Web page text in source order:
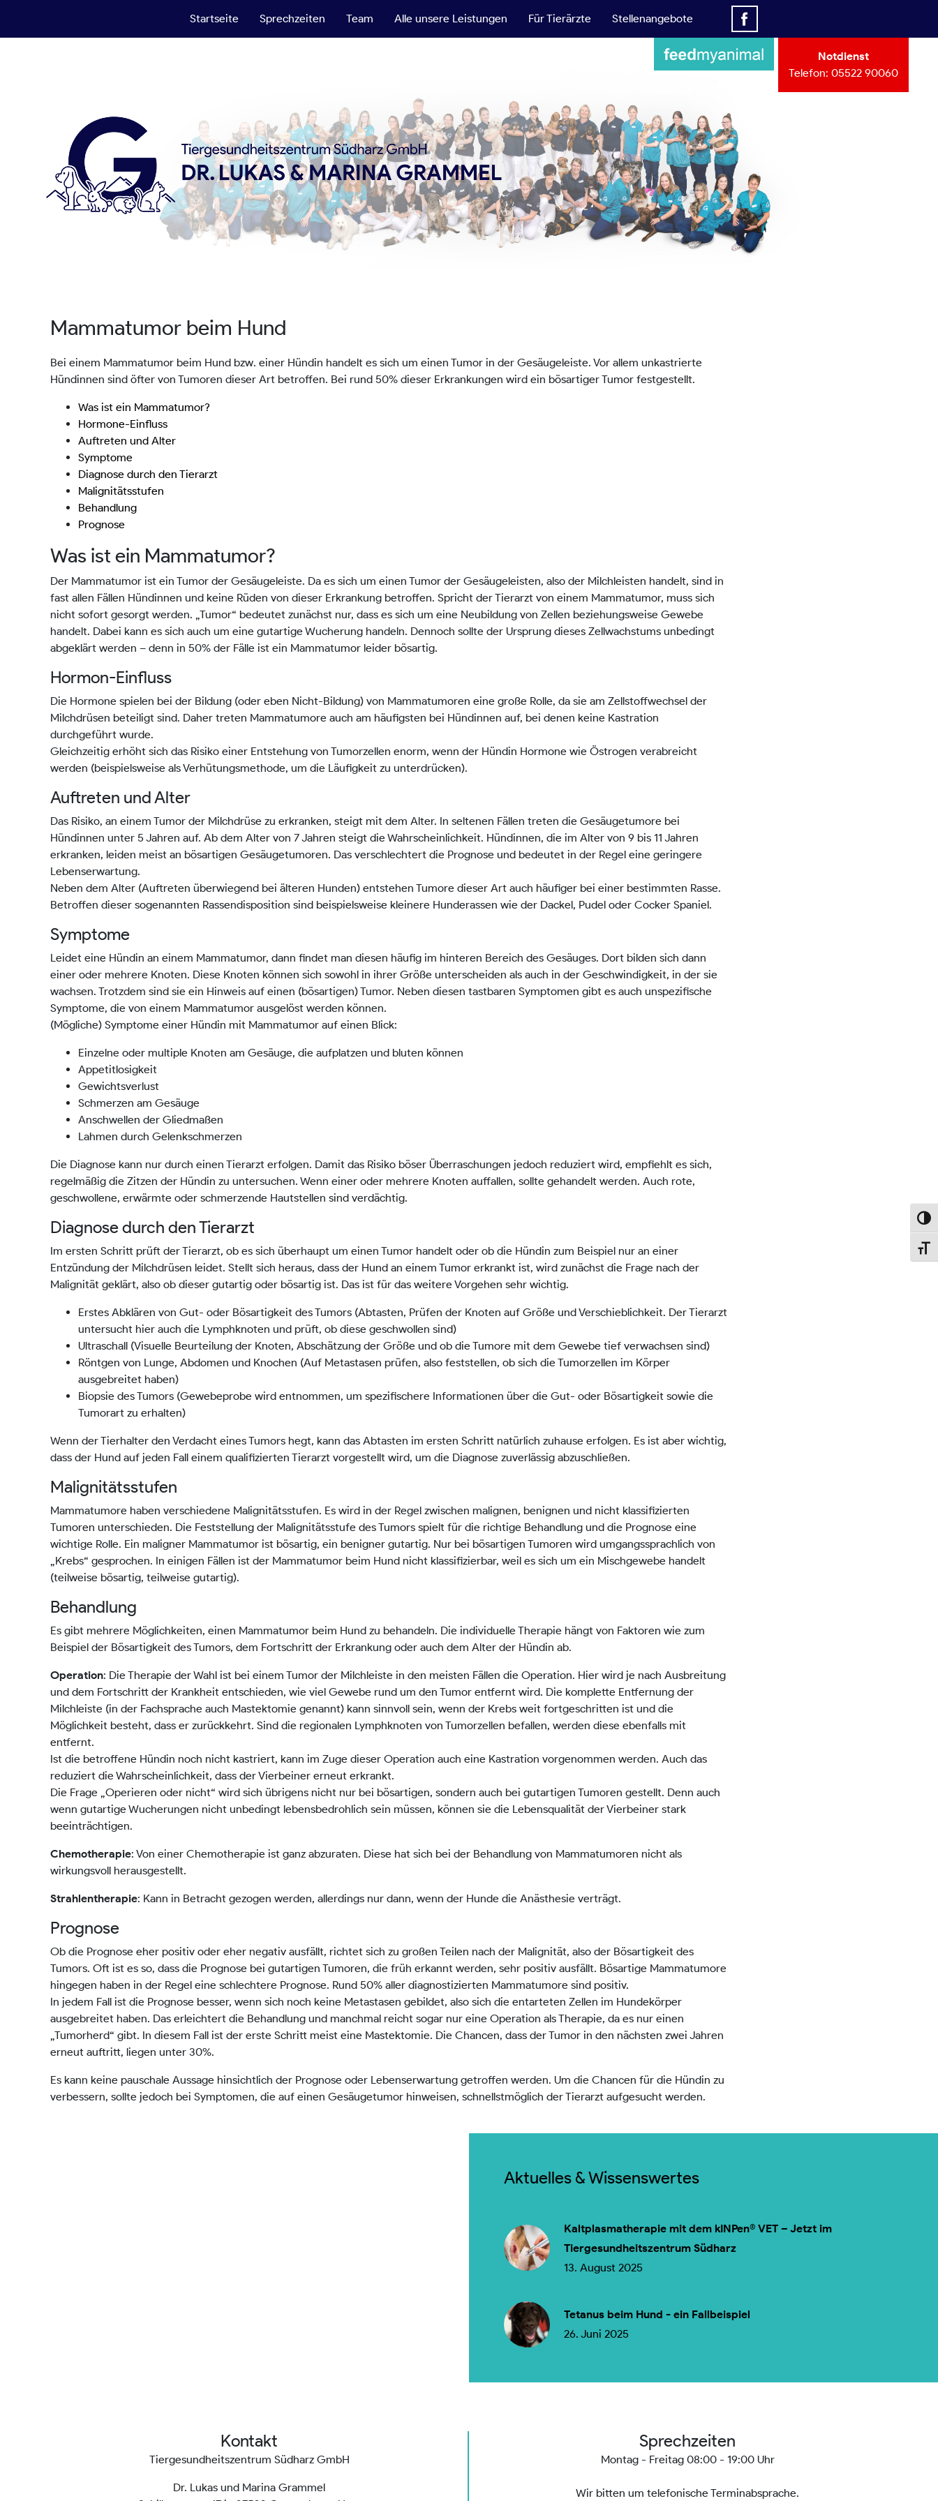
Startseite Sprechzeiten Team Alle unsere Leistungen Für Tierärzte Stellenangebote
Notdienst
Telefon: 05522 90060
Mammatumor beim Hund
Bei einem Mammatumor beim Hund bzw. einer Hündin handelt es sich um einen Tumor in der Gesäugeleiste. Vor allem unkastrierte
Hündinnen sind öfter von Tumoren dieser Art betroffen. Bei rund 50% dieser Erkrankungen wird ein bösartiger Tumor festgestellt.
Was ist ein Mammatumor?
Hormone-Einfluss
Auftreten und Alter
Symptome
Diagnose durch den Tierarzt
Malignitätsstufen
Behandlung
Prognose
Was ist ein Mammatumor?
Der Mammatumor ist ein Tumor der Gesäugeleiste. Da es sich um einen Tumor der Gesäugeleisten, also der Milchleisten handelt, sind in
fast allen Fällen Hündinnen und keine Rüden von dieser Erkrankung betroffen. Spricht der Tierarzt von einem Mammatumor, muss sich
nicht sofort gesorgt werden. „Tumor“ bedeutet zunächst nur, dass es sich um eine Neubildung von Zellen beziehungsweise Gewebe
handelt. Dabei kann es sich auch um eine gutartige Wucherung handeln. Dennoch sollte der Ursprung dieses Zellwachstums unbedingt
abgeklärt werden – denn in 50% der Fälle ist ein Mammatumor leider bösartig.
Hormon-Einfluss
Die Hormone spielen bei der Bildung (oder eben Nicht-Bildung) von Mammatumoren eine große Rolle, da sie am Zellstoffwechsel der
Milchdrüsen beteiligt sind. Daher treten Mammatumore auch am häufigsten bei Hündinnen auf, bei denen keine Kastration
durchgeführt wurde.
Gleichzeitig erhöht sich das Risiko einer Entstehung von Tumorzellen enorm, wenn der Hündin Hormone wie Östrogen verabreicht
werden (beispielsweise als Verhütungsmethode, um die Läufigkeit zu unterdrücken).
Auftreten und Alter
Das Risiko, an einem Tumor der Milchdrüse zu erkranken, steigt mit dem Alter. In seltenen Fällen treten die Gesäugetumore bei
Hündinnen unter 5 Jahren auf. Ab dem Alter von 7 Jahren steigt die Wahrscheinlichkeit. Hündinnen, die im Alter von 9 bis 11 Jahren
erkranken, leiden meist an bösartigen Gesäugetumoren. Das verschlechtert die Prognose und bedeutet in der Regel eine geringere
Lebenserwartung.
Neben dem Alter (Auftreten überwiegend bei älteren Hunden) entstehen Tumore dieser Art auch häufiger bei einer bestimmten Rasse.
Betroffen dieser sogenannten Rassendisposition sind beispielsweise kleinere Hunderassen wie der Dackel, Pudel oder Cocker Spaniel.
Symptome
Leidet eine Hündin an einem Mammatumor, dann findet man diesen häufig im hinteren Bereich des Gesäuges. Dort bilden sich dann
einer oder mehrere Knoten. Diese Knoten können sich sowohl in ihrer Größe unterscheiden als auch in der Geschwindigkeit, in der sie
wachsen. Trotzdem sind sie ein Hinweis auf einen (bösartigen) Tumor. Neben diesen tastbaren Symptomen gibt es auch unspezifische
Symptome, die von einem Mammatumor ausgelöst werden können.
(Mögliche) Symptome einer Hündin mit Mammatumor auf einen Blick:
Einzelne oder multiple Knoten am Gesäuge, die aufplatzen und bluten können
Appetitlosigkeit
Gewichtsverlust
Schmerzen am Gesäuge
Anschwellen der Gliedmaßen
Lahmen durch Gelenkschmerzen
Die Diagnose kann nur durch einen Tierarzt erfolgen. Damit das Risiko böser Überraschungen jedoch reduziert wird, empfiehlt es sich,
regelmäßig die Zitzen der Hündin zu untersuchen. Wenn einer oder mehrere Knoten auffallen, sollte gehandelt werden. Auch rote,
geschwollene, erwärmte oder schmerzende Hautstellen sind verdächtig.
Diagnose durch den Tierarzt
Im ersten Schritt prüft der Tierarzt, ob es sich überhaupt um einen Tumor handelt oder ob die Hündin zum Beispiel nur an einer
Entzündung der Milchdrüsen leidet. Stellt sich heraus, dass der Hund an einem Tumor erkrankt ist, wird zunächst die Frage nach der
Malignität geklärt, also ob dieser gutartig oder bösartig ist. Das ist für das weitere Vorgehen sehr wichtig.
Erstes Abklären von Gut- oder Bösartigkeit des Tumors (Abtasten, Prüfen der Knoten auf Größe und Verschieblichkeit. Der Tierarzt
untersucht hier auch die Lymphknoten und prüft, ob diese geschwollen sind)
Ultraschall (Visuelle Beurteilung der Knoten, Abschätzung der Größe und ob die Tumore mit dem Gewebe tief verwachsen sind)
Röntgen von Lunge, Abdomen und Knochen (Auf Metastasen prüfen, also feststellen, ob sich die Tumorzellen im Körper
ausgebreitet haben)
Biopsie des Tumors (Gewebeprobe wird entnommen, um spezifischere Informationen über die Gut- oder Bösartigkeit sowie die
Tumorart zu erhalten)
Wenn der Tierhalter den Verdacht eines Tumors hegt, kann das Abtasten im ersten Schritt natürlich zuhause erfolgen. Es ist aber wichtig,
dass der Hund auf jeden Fall einem qualifizierten Tierarzt vorgestellt wird, um die Diagnose zuverlässig abzuschließen.
Malignitätsstufen
Mammatumore haben verschiedene Malignitätsstufen. Es wird in der Regel zwischen malignen, benignen und nicht klassifizierten
Tumoren unterschieden. Die Feststellung der Malignitätsstufe des Tumors spielt für die richtige Behandlung und die Prognose eine
wichtige Rolle. Ein maligner Mammatumor ist bösartig, ein benigner gutartig. Nur bei bösartigen Tumoren wird umgangssprachlich von
„Krebs“ gesprochen. In einigen Fällen ist der Mammatumor beim Hund nicht klassifizierbar, weil es sich um ein Mischgewebe handelt
(teilweise bösartig, teilweise gutartig).
Behandlung
Es gibt mehrere Möglichkeiten, einen Mammatumor beim Hund zu behandeln. Die individuelle Therapie hängt von Faktoren wie zum
Beispiel der Bösartigkeit des Tumors, dem Fortschritt der Erkrankung oder auch dem Alter der Hündin ab.
Operation: Die Therapie der Wahl ist bei einem Tumor der Milchleiste in den meisten Fällen die Operation. Hier wird je nach Ausbreitung
und dem Fortschritt der Krankheit entschieden, wie viel Gewebe rund um den Tumor entfernt wird. Die komplette Entfernung der
Milchleiste (in der Fachsprache auch Mastektomie genannt) kann sinnvoll sein, wenn der Krebs weit fortgeschritten ist und die
Möglichkeit besteht, dass er zurückkehrt. Sind die regionalen Lymphknoten von Tumorzellen befallen, werden diese ebenfalls mit
entfernt.
Ist die betroffene Hündin noch nicht kastriert, kann im Zuge dieser Operation auch eine Kastration vorgenommen werden. Auch das
reduziert die Wahrscheinlichkeit, dass der Vierbeiner erneut erkrankt.
Die Frage „Operieren oder nicht“ wird sich übrigens nicht nur bei bösartigen, sondern auch bei gutartigen Tumoren gestellt. Denn auch
wenn gutartige Wucherungen nicht unbedingt lebensbedrohlich sein müssen, können sie die Lebensqualität der Vierbeiner stark
beeinträchtigen.
Chemotherapie: Von einer Chemotherapie ist ganz abzuraten. Diese hat sich bei der Behandlung von Mammatumoren nicht als
wirkungsvoll herausgestellt.
Strahlentherapie: Kann in Betracht gezogen werden, allerdings nur dann, wenn der Hunde die Anästhesie verträgt.
Prognose
Ob die Prognose eher positiv oder eher negativ ausfällt, richtet sich zu großen Teilen nach der Malignität, also der Bösartigkeit des
Tumors. Oft ist es so, dass die Prognose bei gutartigen Tumoren, die früh erkannt werden, sehr positiv ausfällt. Bösartige Mammatumore
hingegen haben in der Regel eine schlechtere Prognose. Rund 50% aller diagnostizierten Mammatumore sind positiv.
In jedem Fall ist die Prognose besser, wenn sich noch keine Metastasen gebildet, also sich die entarteten Zellen im Hundekörper
ausgebreitet haben. Das erleichtert die Behandlung und manchmal reicht sogar nur eine Operation als Therapie, da es nur einen
„Tumorherd“ gibt. In diesem Fall ist der erste Schritt meist eine Mastektomie. Die Chancen, dass der Tumor in den nächsten zwei Jahren
erneut auftritt, liegen unter 30%.
Es kann keine pauschale Aussage hinsichtlich der Prognose oder Lebenserwartung getroffen werden. Um die Chancen für die Hündin zu
verbessern, sollte jedoch bei Symptomen, die auf einen Gesäugetumor hinweisen, schnellstmöglich der Tierarzt aufgesucht werden.
Aktuelles & Wissenswertes
Kaltplasmatherapie mit dem kINPen® VET – Jetzt im
Tiergesundheitszentrum Südharz
13. August 2025
Tetanus beim Hund - ein Fallbeispiel
26. Juni 2025
Kontakt
Tiergesundheitszentrum Südharz GmbH
Dr. Lukas und Marina Grammel
Sprechzeiten
Montag - Freitag 08:00 - 19:00 Uhr
Wir bitten um telefonische Terminabsprache.